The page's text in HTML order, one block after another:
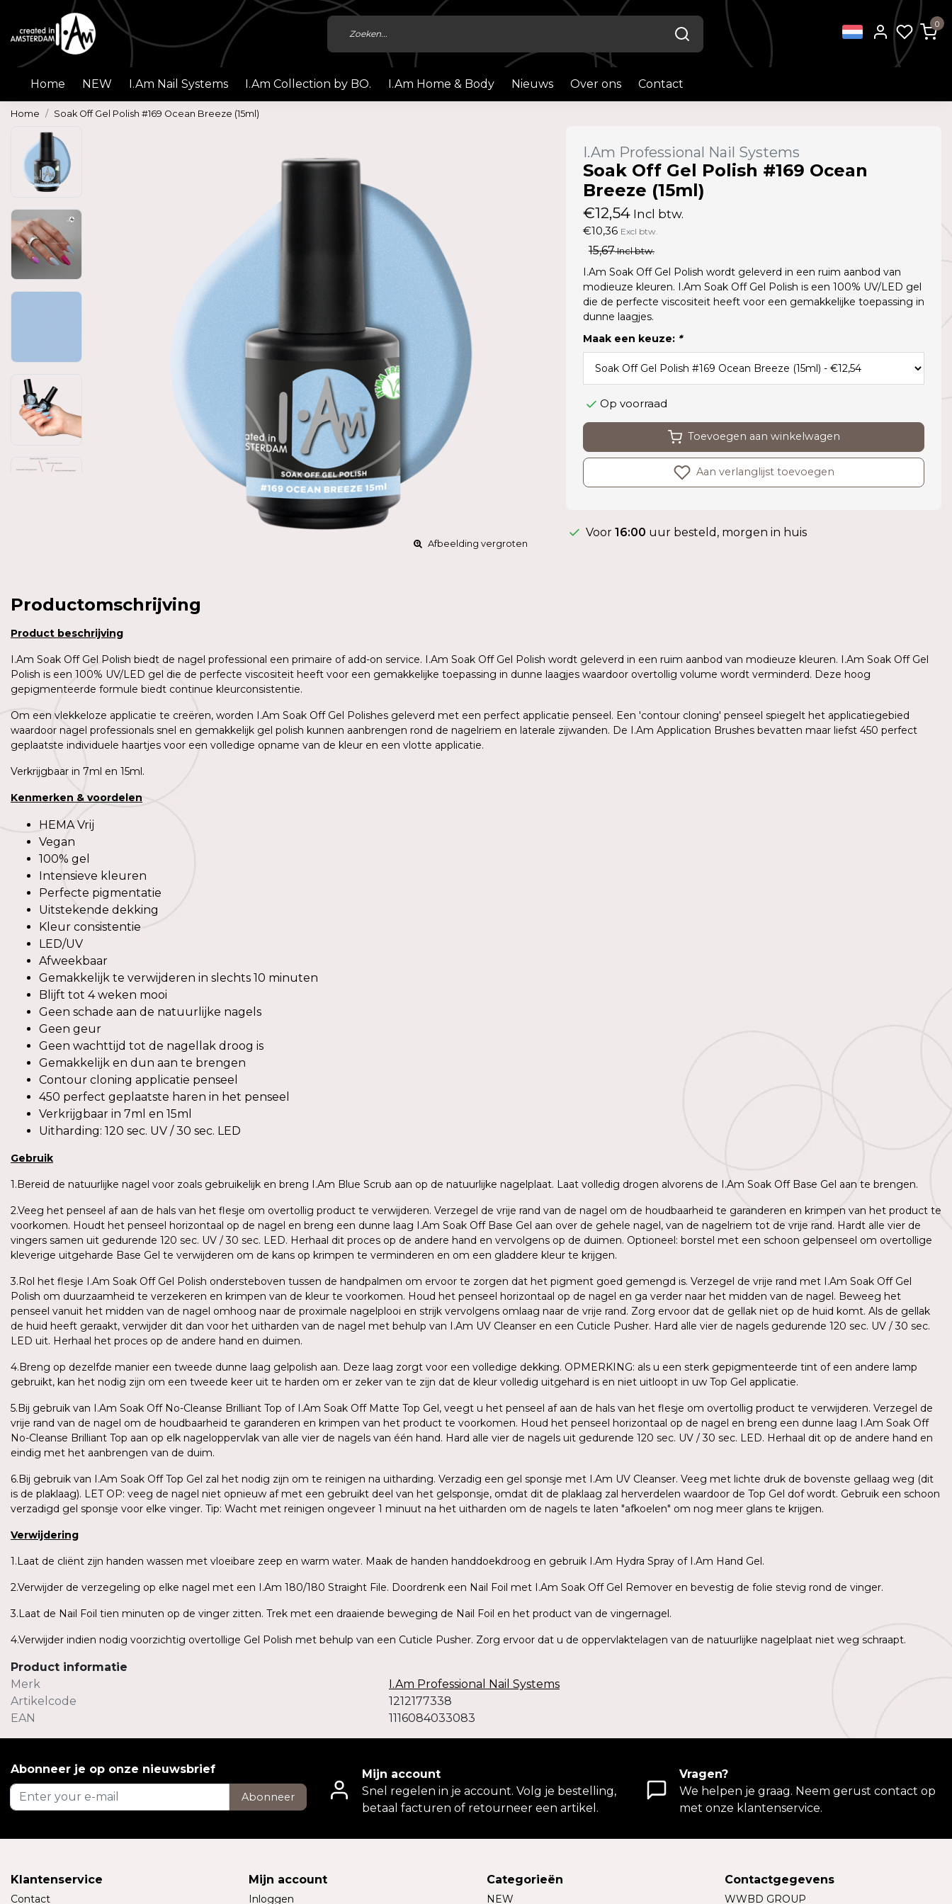
0
Home NEW I.Am Nail Systems I.Am Collection by BO. I.Am Home & Body Nieuws Over ons Contact
Home Soak Off Gel Polish #169 Ocean Breeze (15ml)
Afbeelding vergroten
I.Am Professional Nail Systems
Soak Off Gel Polish #169 Ocean
Breeze (15ml)
€12,54 Incl btw.
€10,36 Excl btw.
15,67Incl btw.
I.Am Soak Off Gel Polish wordt geleverd in een ruim aanbod van
modieuze kleuren. I.Am Soak Off Gel Polish is een 100% UV/LED gel
die de perfecte viscositeit heeft voor een gemakkelijke toepassing in
dunne laagjes.
Maak een keuze: *
Op voorraad
Toevoegen aan winkelwagen
Aan verlanglijst toevoegen
Voor 16:00 uur besteld, morgen in huis
Productomschrijving
Product beschrijving
I.Am Soak Off Gel Polish biedt de nagel professional een primaire of add-on service. I.Am Soak Off Gel Polish wordt geleverd in een ruim aanbod van modieuze kleuren. I.Am Soak Off Gel
Polish is een 100% UV/LED gel die de perfecte viscositeit heeft voor een gemakkelijke toepassing in dunne laagjes waardoor overtollig volume wordt verminderd. Deze hoog
gepigmenteerde formule biedt continue kleurconsistentie.
Om een vlekkeloze applicatie te creëren, worden I.Am Soak Off Gel Polishes geleverd met een perfect applicatie penseel. Een 'contour cloning' penseel spiegelt het applicatiegebied
waardoor nagel professionals snel en gemakkelijk gel polish kunnen aanbrengen rond de nagelriem en laterale zijwanden. De I.Am Application Brushes bevatten maar liefst 450 perfect
geplaatste individuele haartjes voor een volledige opname van de kleur en een vlotte applicatie.
Verkrijgbaar in 7ml en 15ml.
Kenmerken & voordelen
HEMA Vrij
Vegan
100% gel
Intensieve kleuren
Perfecte pigmentatie
Uitstekende dekking
Kleur consistentie
LED/UV
Afweekbaar
Gemakkelijk te verwijderen in slechts 10 minuten
Blijft tot 4 weken mooi
Geen schade aan de natuurlijke nagels
Geen geur
Geen wachttijd tot de nagellak droog is
Gemakkelijk en dun aan te brengen
Contour cloning applicatie penseel
450 perfect geplaatste haren in het penseel
Verkrijgbaar in 7ml en 15ml
Uitharding: 120 sec. UV / 30 sec. LED
Gebruik
1.Bereid de natuurlijke nagel voor zoals gebruikelijk en breng I.Am Blue Scrub aan op de natuurlijke nagelplaat. Laat volledig drogen alvorens de I.Am Soak Off Base Gel aan te brengen.
2.Veeg het penseel af aan de hals van het flesje om overtollig product te verwijderen. Verzegel de vrije rand van de nagel om de houdbaarheid te garanderen en krimpen van het product te
voorkomen. Houdt het penseel horizontaal op de nagel en breng een dunne laag I.Am Soak Off Base Gel aan over de gehele nagel, van de nagelriem tot de vrije rand. Hardt alle vier de
vingers samen uit gedurende 120 sec. UV / 30 sec. LED. Herhaal dit proces op de andere hand en vervolgens op de duimen. Optioneel: borstel met een schoon gelpenseel om overtollige
kleverige uitgeharde Base Gel te verwijderen om de kans op krimpen te verminderen en om een gladdere kleur te krijgen.
3.Rol het flesje I.Am Soak Off Gel Polish ondersteboven tussen de handpalmen om ervoor te zorgen dat het pigment goed gemengd is. Verzegel de vrije rand met I.Am Soak Off Gel
Polish om duurzaamheid te verzekeren en krimpen van de kleur te voorkomen. Houd het penseel horizontaal op de nagel en ga verder naar het midden van de nagel. Beweeg het
penseel vanuit het midden van de nagel omhoog naar de proximale nagelplooi en strijk vervolgens omlaag naar de vrije rand. Zorg ervoor dat de gellak niet op de huid komt. Als de gellak
de huid heeft geraakt, verwijder dit dan voor het uitharden van de nagel met behulp van I.Am UV Cleanser en een Cuticle Pusher. Hard alle vier de nagels gedurende 120 sec. UV / 30 sec.
LED uit. Herhaal het proces op de andere hand en duimen.
4.Breng op dezelfde manier een tweede dunne laag gelpolish aan. Deze laag zorgt voor een volledige dekking. OPMERKING: als u een sterk gepigmenteerde tint of een andere lamp
gebruikt, kan het nodig zijn om een tweede keer uit te harden om er zeker van te zijn dat de kleur volledig uitgehard is en niet uitloopt in uw Top Gel applicatie.
5.Bij gebruik van I.Am Soak Off No-Cleanse Brilliant Top of I.Am Soak Off Matte Top Gel, veegt u het penseel af aan de hals van het flesje om overtollig product te verwijderen. Verzegel de
vrije rand van de nagel om de houdbaarheid te garanderen en krimpen van het product te voorkomen. Houd het penseel horizontaal op de nagel en breng een dunne laag I.Am Soak Off
No-Cleanse Brilliant Top aan op elk nageloppervlak van alle vier de nagels van één hand. Hard alle vier de nagels uit gedurende 120 sec. UV / 30 sec. LED. Herhaal dit op de andere hand en
eindig met het aanbrengen van de duim.
6.Bij gebruik van I.Am Soak Off Top Gel zal het nodig zijn om te reinigen na uitharding. Verzadig een gel sponsje met I.Am UV Cleanser. Veeg met lichte druk de bovenste gellaag weg (dit
is de plaklaag). LET OP: veeg de nagel niet opnieuw af met een gebruikt deel van het gelsponsje, omdat dit de plaklaag zal herverdelen waardoor de Top Gel dof wordt. Gebruik een schoon
verzadigd gel sponsje voor elke vinger. Tip: Wacht met reinigen ongeveer 1 minuut na het uitharden om de nagels te laten "afkoelen" om nog meer glans te krijgen.
Verwijdering
1.Laat de cliënt zijn handen wassen met vloeibare zeep en warm water. Maak de handen handdoekdroog en gebruik I.Am Hydra Spray of I.Am Hand Gel.
2.Verwijder de verzegeling op elke nagel met een I.Am 180/180 Straight File. Doordrenk een Nail Foil met I.Am Soak Off Gel Remover en bevestig de folie stevig rond de vinger.
3.Laat de Nail Foil tien minuten op de vinger zitten. Trek met een draaiende beweging de Nail Foil en het product van de vingernagel.
4.Verwijder indien nodig voorzichtig overtollige Gel Polish met behulp van een Cuticle Pusher. Zorg ervoor dat u de oppervlaktelagen van de natuurlijke nagelplaat niet weg schraapt.
Product informatie
Merk
I.Am Professional Nail Systems
Artikelcode
1212177338
EAN
1116084033083
Abonneer je op onze nieuwsbrief
Abonneer
Mijn account
Snel regelen in je account. Volg je bestelling,
betaal facturen of retourneer een artikel.
Vragen?
We helpen je graag. Neem gerust contact op
met onze klantenservice.
Klantenservice
Contact
Mijn account
Inloggen
Categorieën
NEW
Contactgegevens
WWBD GROUP